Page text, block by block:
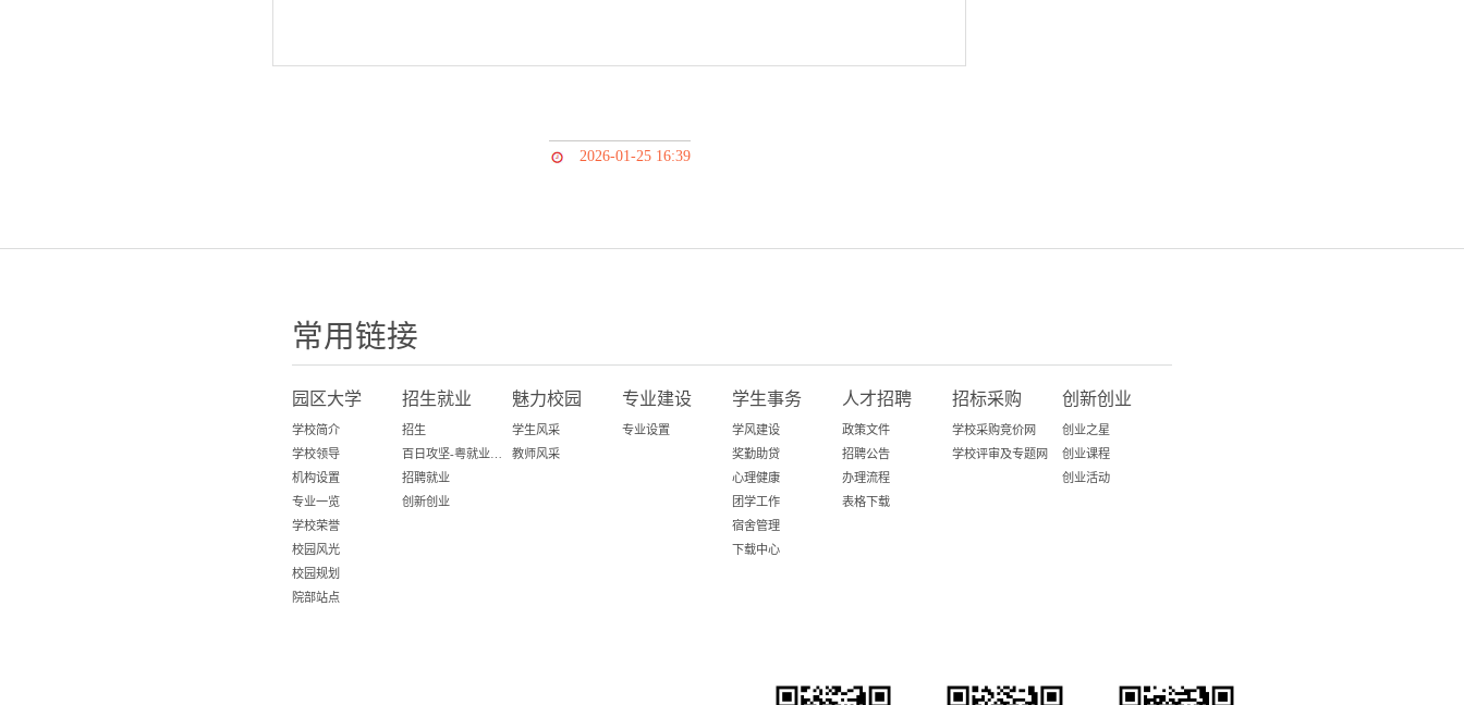
2026-01-25 16:39
常用链接
园区大学
学校简介
学校领导
机构设置
专业一览
学校荣誉
校园风光
校园规划
院部站点
招生就业
招生
招聘就业
创新创业
魅力校园
学生风采
教师风采
专业建设
专业设置
学生事务
学风建设
奖勤助贷
心理健康
团学工作
宿舍管理
下载中心
人才招聘
政策文件
招聘公告
办理流程
表格下载
招标采购
学校采购竞价网
学校评审及专题网
创新创业
创业之星
创业课程
创业活动